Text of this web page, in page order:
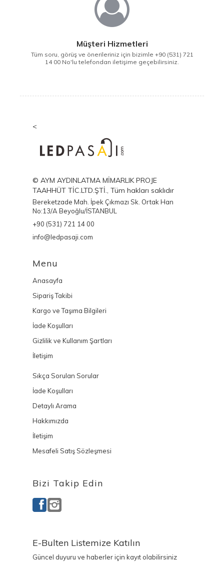
Müşteri Hizmetleri
Tüm soru, görüş ve önerileriniz için bizimle +90 (531) 721
14 00 No'lu telefondan iletişime geçebilirsiniz.
<
© AYM AYDINLATMA MİMARLIK PROJE
TAAHHÜT TİC.LTD.ŞTİ., Tüm hakları saklıdır
Bereketzade Mah. İpek Çıkmazı Sk. Ortak Han
No:13/A Beyoğlu/İSTANBUL
+90 (531) 721 14 00
info@ledpasaji.com
Menu
Anasayfa
Sipariş Takibi
Kargo ve Taşıma Bilgileri
İade Koşulları
Gizlilik ve Kullanım Şartları
İletişim
Sıkça Sorulan Sorular
İade Koşulları
Detaylı Arama
Hakkımızda
İletişim
Mesafeli Satış Sözleşmesi
Bizi Takip Edin
E-Bulten Listemize Katılın
Güncel duyuru ve haberler için kayıt olabilirsiniz